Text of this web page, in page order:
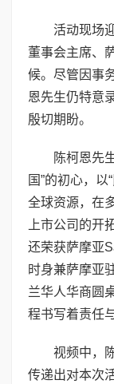
活动现场
董事会主席、
候。尽管因事
恩先生仍特意
殷切期盼。
陈柯恩先
国”的初心，
全球资源，在
上市公司的开
还荣获萨摩亚
时身兼萨摩亚
兰华人华商圆
程书写着责任
视频中，
传递出对本次